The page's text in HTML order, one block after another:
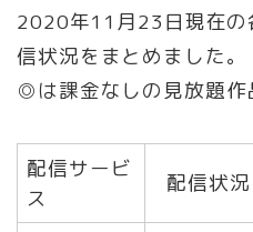
2020年11月23日現在の
信状況をまとめました。
◎は課金なしの見放題作
配信サービ
ス
配信状況